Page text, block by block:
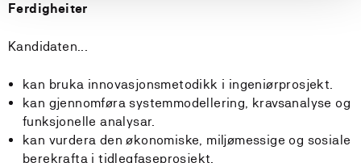
Ferdigheiter
Kandidaten...
kan bruka innovasjonsmetodikk i ingeniørprosjekt.
kan gjennomføra systemmodellering, kravsanalyse og
funksjonelle analysar.
kan vurdera den økonomiske, miljømessige og sosiale
berekrafta i tidlegfaseprosjekt.